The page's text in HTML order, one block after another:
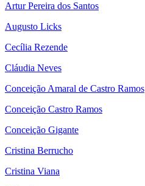
Artur Pereira dos Santos
Augusto Licks
Cecília Rezende
Cláudia Neves
Conceição Amaral de Castro Ramos
Conceição Castro Ramos
Conceição Gigante
Cristina Berrucho
Cristina Viana